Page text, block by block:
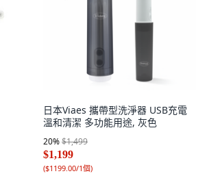
日本Viaes 攜帶型洗淨器 USB充電
溫和清潔 多功能用途, 灰色
20%$1,499
$1,199
($1199.00/1個)